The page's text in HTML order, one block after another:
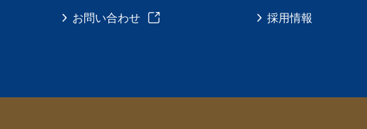
お問い合わせ 採用情報